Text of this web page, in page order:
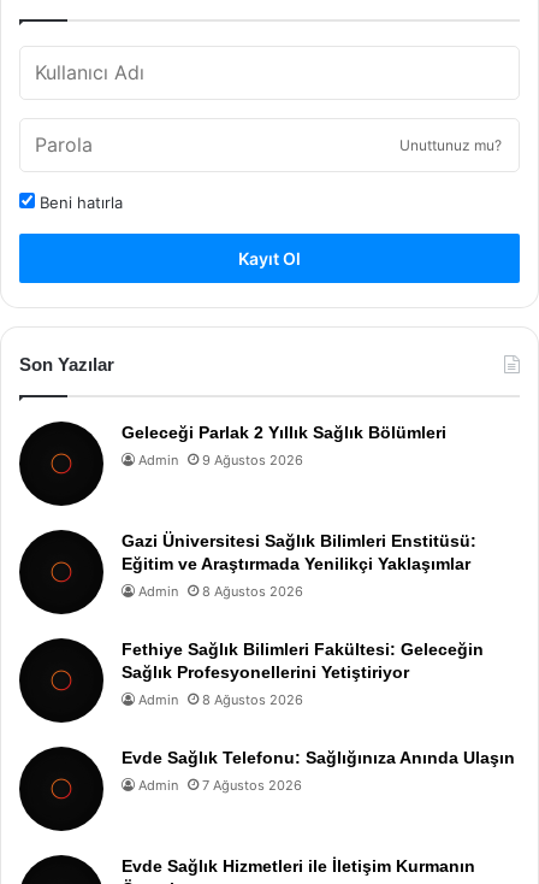
Unuttunuz mu?
Beni hatırla
Kayıt Ol
Son Yazılar
Geleceği Parlak 2 Yıllık Sağlık Bölümleri
Admin 9 Ağustos 2026
Gazi Üniversitesi Sağlık Bilimleri Enstitüsü:
Eğitim ve Araştırmada Yenilikçi Yaklaşımlar
Admin 8 Ağustos 2026
Fethiye Sağlık Bilimleri Fakültesi: Geleceğin
Sağlık Profesyonellerini Yetiştiriyor
Admin 8 Ağustos 2026
Evde Sağlık Telefonu: Sağlığınıza Anında Ulaşın
Admin 7 Ağustos 2026
Evde Sağlık Hizmetleri ile İletişim Kurmanın